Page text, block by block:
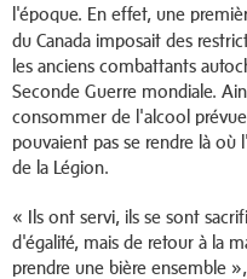
l'époque. En effet, une
du Canada imposait des
les anciens combattants
Seconde Guerre mondiale.
consommer de l'alcool
pouvaient pas se rendre là
de la Légion.
« Ils ont servi, ils se sont
d'égalité, mais de retour à la
prendre une bière ensemble